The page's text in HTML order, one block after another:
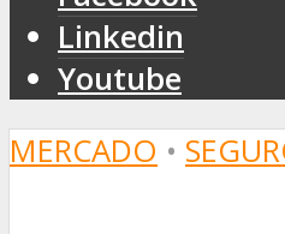
Linkedin
Youtube
MERCADO •